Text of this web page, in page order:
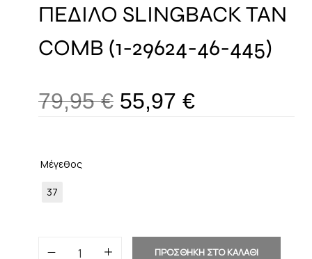
ΠΕΔΙΛΟ SLINGBACK TAN
COMB (1-29624-46-445)
79,95€ 55,97 €
Μέγεθος
37
ΠΡΟΣΘΗΚΗ ΣΤΟ ΚΑΛΑΘΙ